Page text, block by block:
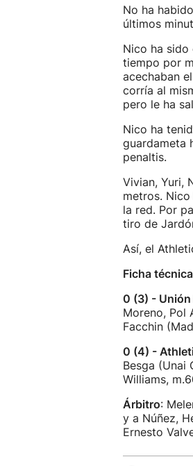
No ha
últimos
Nico ha
tiempo por
acechaban
corría al
pero le ha
Nico ha
guardameta
penaltis.
Vivian, Yuri,
metros.
la red. Por
tiro de
Así, el
Ficha
0 (3) -
Moreno, Pol
Facchin
0 (4) -
Besga (Unai
Williams,
Árbitro:
y a Núñez,
Ernesto